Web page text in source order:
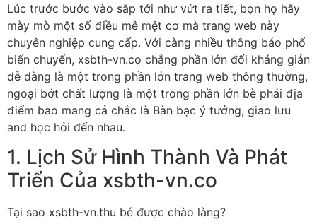
Lúc trước bước vào sắp tới như vứt ra tiết, bọn họ hãy
mày mò một số điều mê mệt cơ mà trang web này
chuyên nghiệp cung cấp. Với càng nhiều thông báo phổ
biến chuyển, xsbth-vn.co chẳng phần lớn đối kháng giản
dễ dàng là một trong phần lớn trang web thông thường,
ngoại bớt chất lượng là một trong phần lớn bè phái địa
điểm bao mang cả chắc là Bàn bạc ý tưởng, giao lưu
and học hỏi đến nhau.
1. Lịch Sử Hình Thành Và Phát
Triển Của xsbth-vn.co
Tại sao xsbth-vn.thu bé được chào làng?